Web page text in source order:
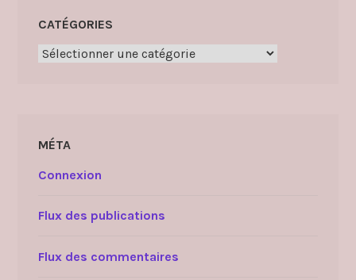
CATÉGORIES
Catégories
MÉTA
Connexion
Flux des publications
Flux des commentaires